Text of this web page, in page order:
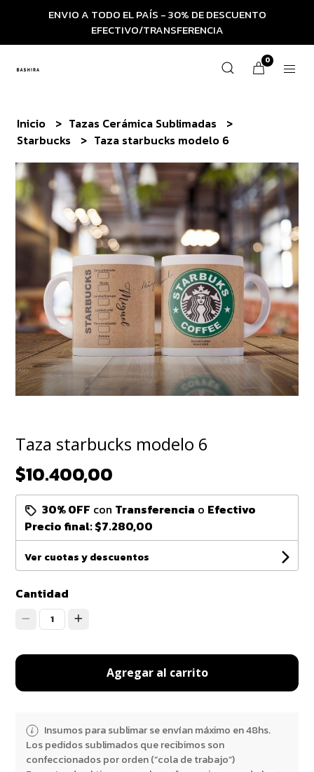
ENVIO A TODO EL PAÍS - 30% DE DESCUENTO
EFECTIVO/TRANSFERENCIA
0
Inicio
Tazas Cerámica Sublimadas
Starbucks
Taza starbucks modelo 6
Taza starbucks modelo 6
$10.400,00
30% OFF con Transferencia o Efectivo
Precio final:$7.280,00
Ver cuotas y descuentos
Cantidad
1
Agregar al carrito
Insumos para sublimar se envían máximo en 48hs.
Los pedidos sublimados que recibimos son
confeccionados por orden (“cola de trabajo”)